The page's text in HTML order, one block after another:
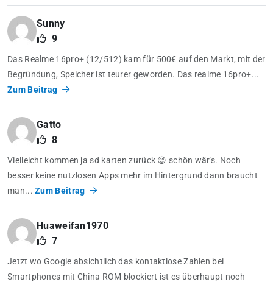
Sunny
9
Das Realme 16pro+ (12/512) kam für 500€ auf den Markt, mit der
Begründung, Speicher ist teurer geworden. Das realme 16pro+...
Zum Beitrag
Gatto
8
Vielleicht kommen ja sd karten zurück 😊 schön wär's. Noch
besser keine nutzlosen Apps mehr im Hintergrund dann braucht
man...Zum Beitrag
Huaweifan1970
7
Jetzt wo Google absichtlich das kontaktlose Zahlen bei
Smartphones mit China ROM blockiert ist es überhaupt noch